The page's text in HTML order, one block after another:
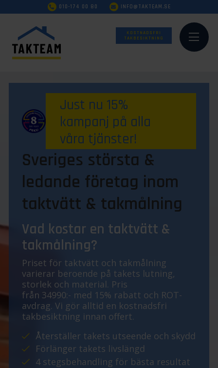
010-174 00 80 INFO@TAKTEAM.SE
KOSTNADSFRI
TAKBESIKTNING
Just nu 15%
kampanj på alla
våra tjänster!
Sveriges största &
ledande företag inom
taktvätt & takmålning
Vad kostar en taktvätt &
takmålning?
Priset för taktvätt och takmålning
varierar beroende på takets lutning,
storlek och material. Pris
från 34990:- med 15% rabatt och ROT-
avdrag. Vi gör alltid en kostnadsfri
takbesiktning innan offert.
Återställer takets utseende och skydd
Förlänger takets livslängd
4 stegsbehandling för bästa resultat